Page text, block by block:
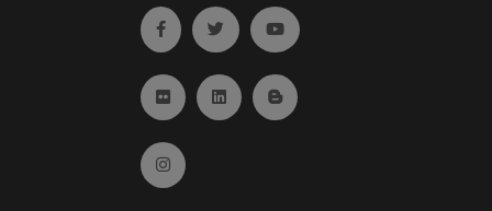
Ir a facebook (abre en ventana nueva)
Ir a twitter (abre en ventana nueva)
Ir a YouTube (abre en
Ir a Flickr (abre en ventana nueva)
Ir a Linkedin (abre en ventana nueva)
Ir al Blog (abre en ventana
Ir a Instagram (abre en ventana nueva)